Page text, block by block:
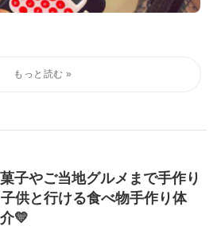
子やご当地グルメまで手作り
供と行ける食べ物手作り体
💛